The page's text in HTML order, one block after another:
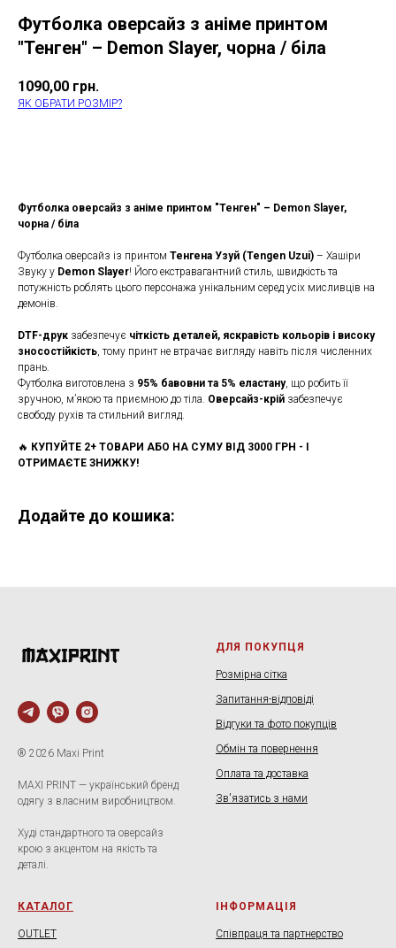
Футболка оверсайз з аніме принтом
"Тенген" – Demon Slayer, чорна / біла
1090,00 грн.
ЯК ОБРАТИ РОЗМІР?
Футболка оверсайз з аніме принтом "Тенген" – Demon Slayer,
чорна / біла
Футболка оверсайз із принтом Тенгена Узуй (Tengen Uzui) – Хашіри
Звуку у Demon Slayer! Його екстравагантний стиль, швидкість та
потужність роблять цього персонажа унікальним серед усіх мисливців на
демонів.
DTF-друк забезпечує чіткість деталей, яскравість кольорів і високу
зносостійкість, тому принт не втрачає вигляду навіть після численних
прань.
Футболка виготовлена з 95% бавовни та 5% еластану, що робить її
зручною, м’якою та приємною до тіла. Оверсайз-крій забезпечує
свободу рухів та стильний вигляд.
🔥 КУПУЙТЕ 2+ ТОВАРИ АБО НА СУМУ ВІД 3000 ГРН - І
ОТРИМАЄТЕ ЗНИЖКУ!
Додайте до кошика:
® 2026 Maxi Print
MAXI PRINT — український бренд
одягу з власним виробництвом.
Худі стандартного та оверсайз
крою з акцентом на якість та
деталі.
ДЛЯ ПОКУПЦЯ
Розмірна сітка
Запитання-відповіді
Відгуки та фото покупців
Обмін та повернення
Оплата та доставка
Зв'язатись з нами
КАТАЛОГ
OUTLET
ІНФОРМАЦІЯ
Співпраця та партнерство